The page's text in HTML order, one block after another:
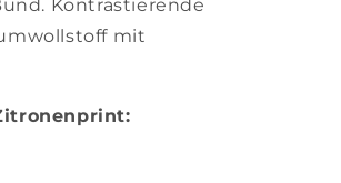
Kontrastierende
mit